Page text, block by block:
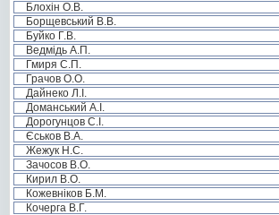
Блохін О.В.
Борщевський В.В.
Буйко Г.В.
Ведмідь А.П.
Гмиря С.П.
Грачов О.О.
Дайнеко Л.І.
Доманський А.І.
Дорогунцов С.І.
Єськов В.А.
Жежук Н.С.
Зачосов В.О.
Кирил В.О.
Кожевніков Б.М.
Кочерга В.Г.